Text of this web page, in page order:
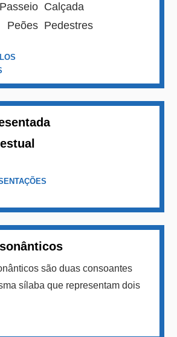
Passeio Calçada
Peões Pedestres
são duas consoantes
sílaba que representam dois